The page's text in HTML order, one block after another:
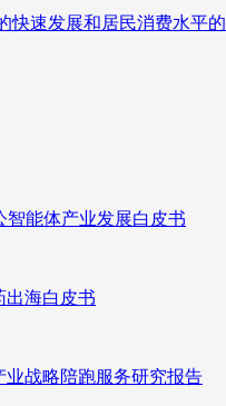
速发展和居民消费水平的
智能体产业发展白皮书
出海白皮书
业战略陪跑服务研究报告